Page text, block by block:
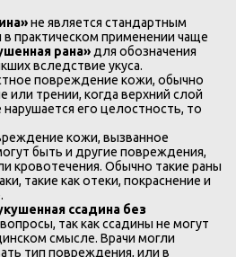
не является стандартным
практическом применении чаще
рана»для обозначения
вследствие укуса.
повреждение кожи, обычно
или трении, когда верхний слой
его целостность, то
кожи, вызванное
быть и другие повреждения,
кровотечения. Обычно такие раны
такие как отеки, покраснение и
ссадина без
так как ссадины не могут
смысле. Врачи могли
тип повреждения, или в